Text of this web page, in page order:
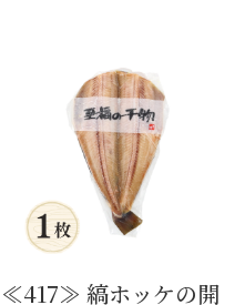
≪417≫ 縞ホッケの開